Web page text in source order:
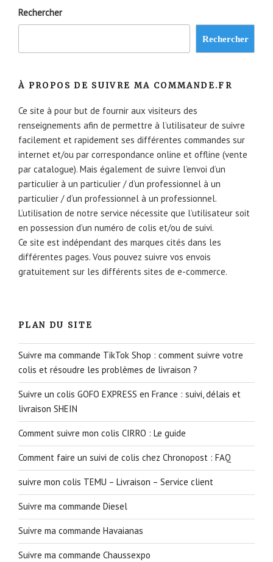
Rechercher
Rechercher
À PROPOS DE SUIVRE MA COMMANDE.FR
Ce site à pour but de fournir aux visiteurs des
renseignements afin de permettre à l’utilisateur de suivre
facilement et rapidement ses différentes commandes sur
internet et/ou par correspondance online et offline (vente
par catalogue). Mais également de suivre l’envoi d’un
particulier à un particulier / d’un professionnel à un
particulier / d’un professionnel à un professionnel.
L’utilisation de notre service nécessite que l’utilisateur soit
en possession d’un numéro de colis et/ou de suivi.
Ce site est indépendant des marques cités dans les
différentes pages. Vous pouvez suivre vos envois
gratuitement sur les différents sites de e-commerce.
PLAN DU SITE
Suivre ma commande TikTok Shop : comment suivre votre
colis et résoudre les problèmes de livraison ?
Suivre un colis GOFO EXPRESS en France : suivi, délais et
livraison SHEIN
Comment suivre mon colis CIRRO : Le guide
Comment faire un suivi de colis chez Chronopost : FAQ
suivre mon colis TEMU – Livraison – Service client
Suivre ma commande Diesel
Suivre ma commande Havaianas
Suivre ma commande Chaussexpo